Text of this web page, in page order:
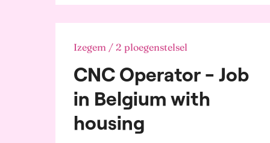
Izegem / 2 ploegenstelsel
CNC Operator - Job
in Belgium with
housing